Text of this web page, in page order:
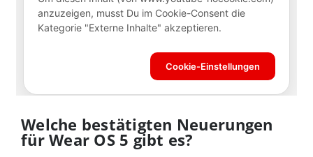
Welche bestätigten Neuerungen
für Wear OS 5 gibt es?